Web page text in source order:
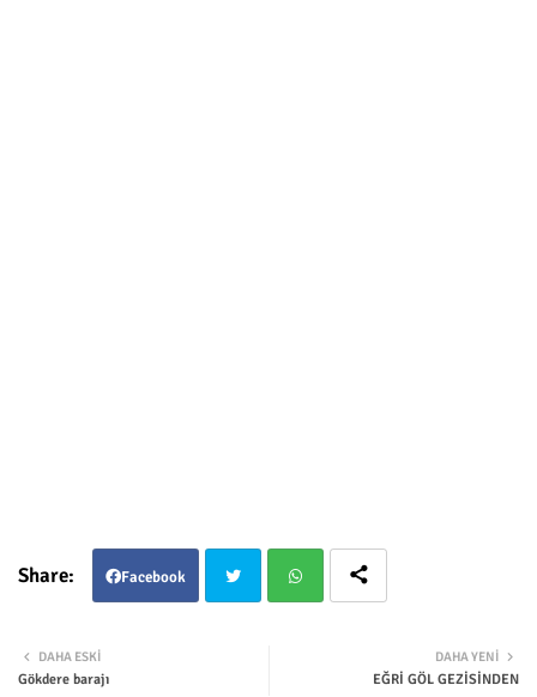
Facebook
DAHA YENI
EĞRİ GÖL GEZİSİNDEN
DAHA ESKI
Gökdere barajı